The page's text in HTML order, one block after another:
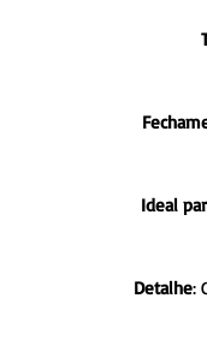
Ideal
Detalhe: